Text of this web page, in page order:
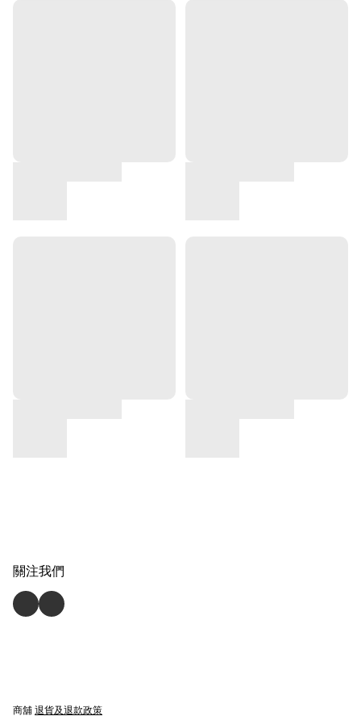
關注我們
商舖 退貨及退款政策